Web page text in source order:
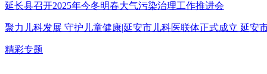
延长县召开2025年今冬明春大气污染治理工作推进会
聚力儿科发展 守护儿童健康|延安市儿科医联体正式成立 延安
精彩专题